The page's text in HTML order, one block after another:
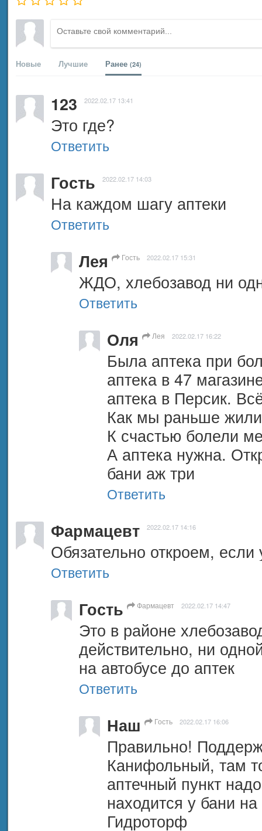
Новые Лучшие Ранее (24)
123 2022.02.17 13:41
Это где?
Ответить
Гость 2022.02.17 14:03
На каждом шагу аптеки
Ответить
Лея Гость 2022.02.17 15:31
ЖДО, хлебозавод ни
Ответить
Оля Лея 2022.02.17 16:22
Была аптека при
аптека в 47
аптека в Персик.
Как мы раньше
К счастью болели
А аптека нужна.
бани аж три
Ответить
Фармацевт 2022.02.17 14:16
Обязательно откроем,
Ответить
Гость Фармацевт 2022.02.17 14:47
Это в районе
действительно, ни
на автобусе до аптек
Ответить
Наш Гость 2022.02.17 16:06
Правильно!
Канифольный, там
аптечный пункт
находится у бани
Гидроторф